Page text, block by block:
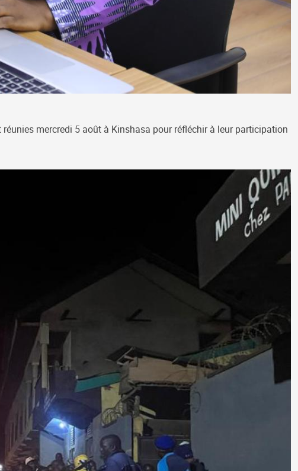
mercredi 5 août à Kinshasa pour réfléchir à leur participation